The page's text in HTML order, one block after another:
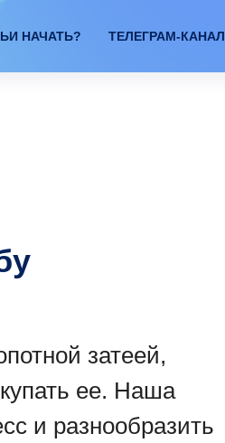
НАЧАТЬ? ТЕЛЕГРАМ-КАНАЛ
затеей,
ее. Наша
и разнообразить